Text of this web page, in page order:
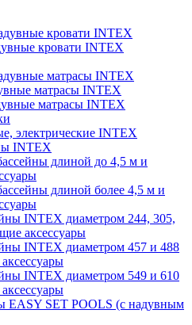
кровати INTEX
кровати INTEX
матрасы INTEX
матрасы INTEX
матрасы INTEX
электрические INTEX
INTEX
длиной до 4,5 м и
длиной более 4,5 м и
INTEX диаметром 244, 305,
аксессуары
INTEX диаметром 457 и 488
INTEX диаметром 549 и 610
EASY SET POOLS (с надувным